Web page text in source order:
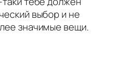
выбор и не
значимые вещи.